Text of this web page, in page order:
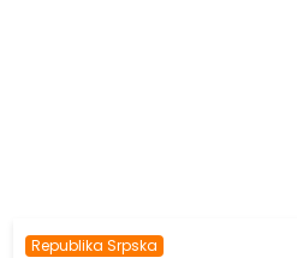
Republika Srpska